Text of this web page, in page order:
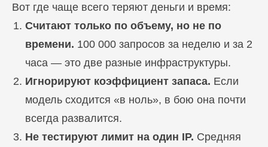
Вот где чаще всего теряют деньги и время:
Считают только по объему, но не по
времени. 100 000 запросов за неделю и за 2
часа — это две разные инфраструктуры.
Игнорируют коэффициент запаса. Если
модель сходится «в ноль», в бою она почти
всегда развалится.
Не тестируют лимит на один IP. Средняя
Блог